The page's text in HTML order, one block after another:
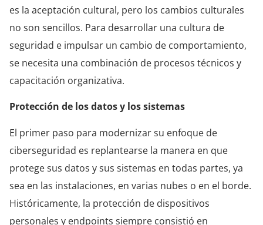
es la aceptación cultural, pero los cambios culturales
no son sencillos. Para desarrollar una cultura de
seguridad e impulsar un cambio de comportamiento,
se necesita una combinación de procesos técnicos y
capacitación organizativa.
Protección de los datos y los sistemas
El primer paso para modernizar su enfoque de
ciberseguridad es replantearse la manera en que
protege sus datos y sus sistemas en todas partes, ya
sea en las instalaciones, en varias nubes o en el borde.
Históricamente, la protección de dispositivos
personales y endpoints siempre consistió en